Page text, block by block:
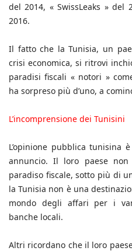
del 2014, « SwissLeaks » del
2016.
Il fatto che la Tunisia, un
crisi economica, si ritrovi
paradisi fiscali « notori »
ha sorpreso più d’uno, a
L’incomprensione dei Tunisini
L’opinione pubblica tunisina
annuncio. Il loro paese
paradiso fiscale, sotto più di
la Tunisia non è una
mondo degli affari per i
banche locali.
Altri ricordano che il loro